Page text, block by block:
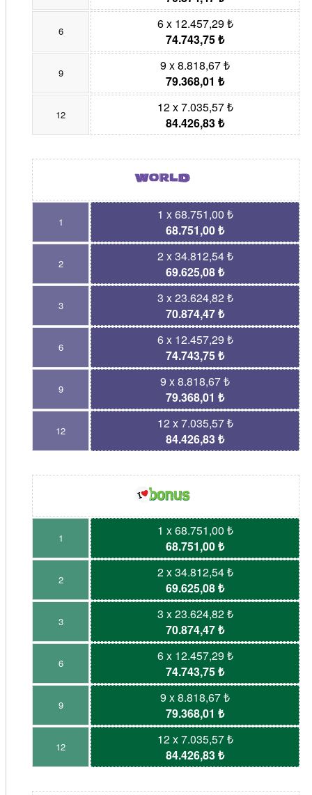
6
6 x 12.457,29 ₺
74.743,75 ₺
9
9 x 8.818,67 ₺
79.368,01 ₺
12
12 x 7.035,57 ₺
84.426,83 ₺
1
1 x 68.751,00 ₺
68.751,00 ₺
2
2 x 34.812,54 ₺
69.625,08 ₺
3
3 x 23.624,82 ₺
70.874,47 ₺
6
6 x 12.457,29 ₺
74.743,75 ₺
9
9 x 8.818,67 ₺
79.368,01 ₺
12
12 x 7.035,57 ₺
84.426,83 ₺
1
1 x 68.751,00 ₺
68.751,00 ₺
2
2 x 34.812,54 ₺
69.625,08 ₺
3
3 x 23.624,82 ₺
70.874,47 ₺
6
6 x 12.457,29 ₺
74.743,75 ₺
9
9 x 8.818,67 ₺
79.368,01 ₺
12
12 x 7.035,57 ₺
84.426,83 ₺